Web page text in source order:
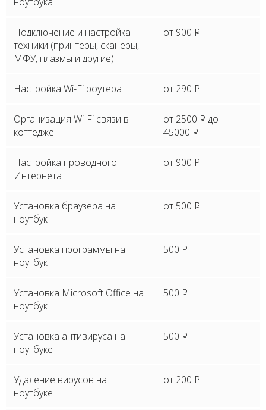
Подключение и настройка
техники (принтеры, сканеры,
МФУ, плазмы и другие)
от 900 P
Настройка Wi-Fi роутера от 290 P
Организация Wi-Fi связи в
коттедже
от 2500 P до
45000 P
Настройка проводного
Интернета
от 900 P
Установка браузера на
ноутбук
от 500 P
Установка программы на
ноутбук
500 P
Установка Microsoft Office на
ноутбук
500 P
Установка антивируса на
ноутбуке
500 P
Удаление вирусов на
ноутбуке
от 200 P